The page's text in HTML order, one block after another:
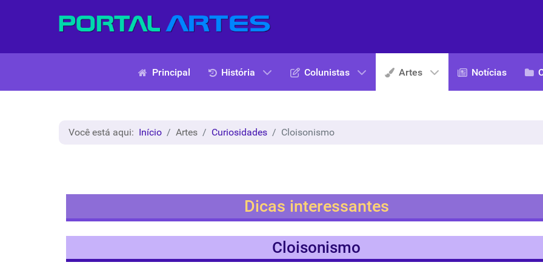
Principal História Colunistas Artes Notícias
Você está aqui: Início Artes Curiosidades Cloisonismo
Dicas interessantes
Cloisonismo